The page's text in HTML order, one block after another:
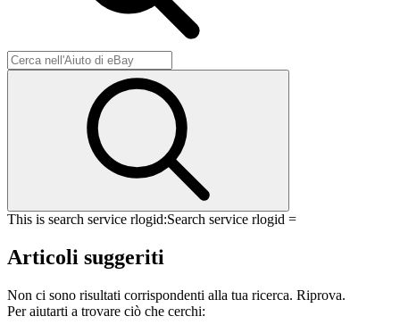
This is search service rlogid:Search service rlogid =
Articoli suggeriti
Non ci sono risultati corrispondenti alla tua ricerca. Riprova.
Per aiutarti a trovare ciò che cerchi: